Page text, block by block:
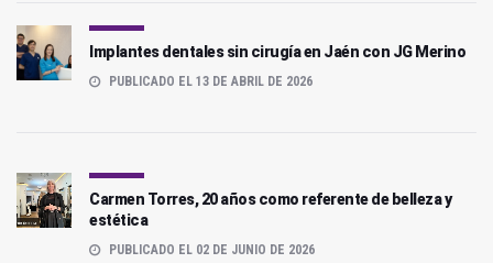
Implantes dentales sin cirugía en Jaén con JG Merino
PUBLICADO EL 13 DE ABRIL DE 2026
Carmen Torres, 20 años como referente de belleza y
estética
PUBLICADO EL 02 DE JUNIO DE 2026